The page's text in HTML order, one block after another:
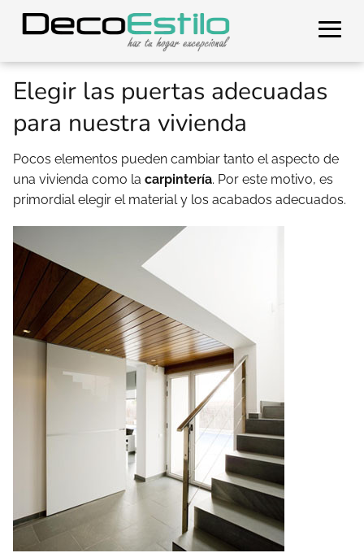
Elegir las puertas adecuadas
para nuestra vivienda
Pocos elementos pueden cambiar tanto el aspecto de
una vivienda como la carpintería. Por este motivo, es
primordial elegir el material y los acabados adecuados.